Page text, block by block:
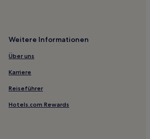
Weitere Informationen
Über uns
Karriere
Reiseführer
Hotels.com Rewards